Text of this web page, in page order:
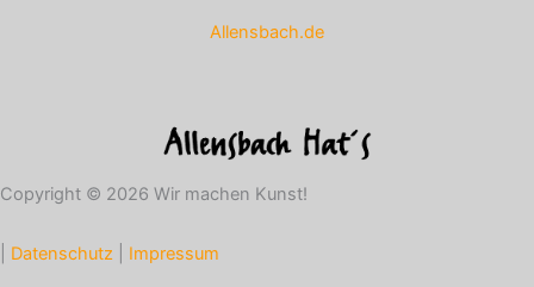
Allensbach.de
Copyright © 2026 Wir machen Kunst!
Datenschutz Impressum